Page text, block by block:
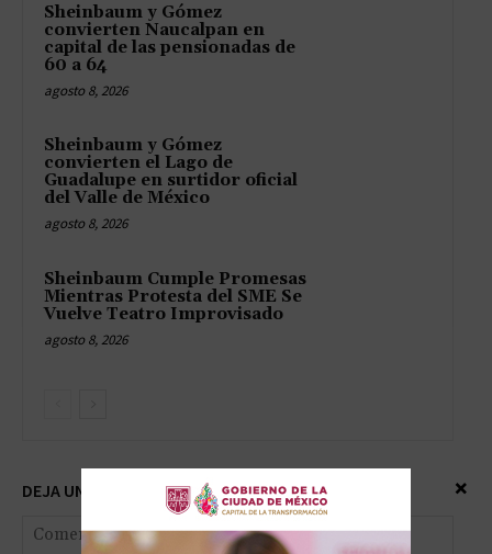
Sheinbaum y Gómez
convierten Naucalpan en
capital de las pensionadas de
60 a 64
agosto 8, 2026
Sheinbaum y Gómez
convierten el Lago de
Guadalupe en surtidor oficial
del Valle de México
agosto 8, 2026
Sheinbaum Cumple Promesas
Mientras Protesta del SME Se
Vuelve Teatro Improvisado
agosto 8, 2026
DEJA UNA RESPUESTA ×